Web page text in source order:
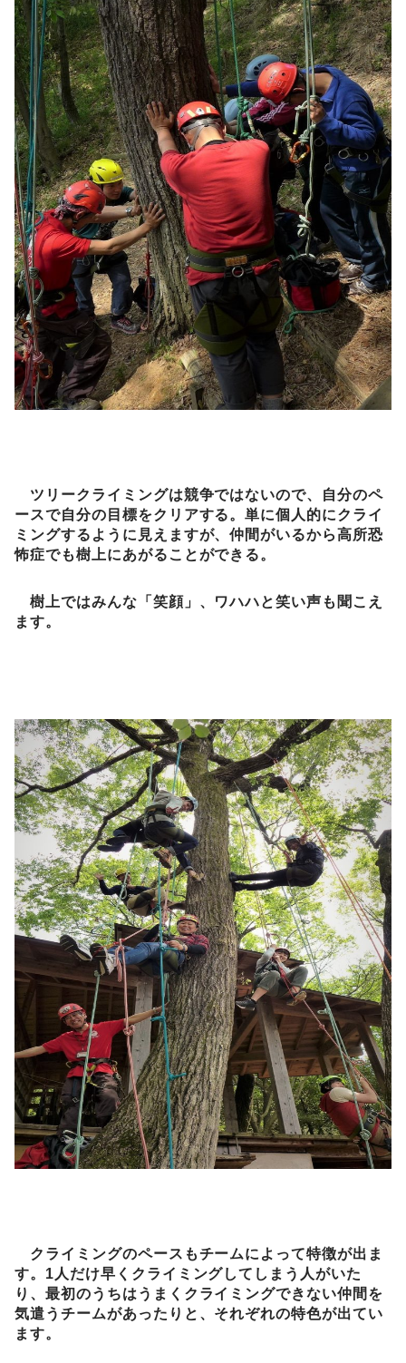
ツリークライミングは競争ではないので、自分のペ
ースで自分の目標をクリアする。単に個人的にクライ
ミングするように見えますが、仲間がいるから高所恐
怖症でも樹上にあがることができる。
樹上ではみんな「笑顔」、ワハハと笑い声も聞こえ
ます。
クライミングのペースもチームによって特徴が出ま
す。1人だけ早くクライミングしてしまう人がいた
り、最初のうちはうまくクライミングできない仲間を
気遣うチームがあったりと、それぞれの特色が出てい
ます。